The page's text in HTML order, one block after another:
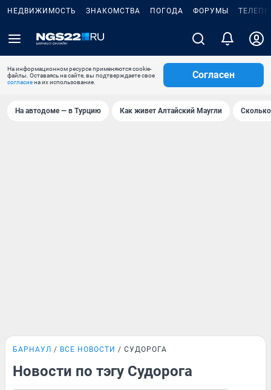
НЕДВИЖИМОСТЬ ЗНАКОМСТВА ПОГОДА ФОРУМЫ
На информационном ресурсе применяются cookie-
файлы. Оставаясь на сайте, вы подтверждаете свое
согласиена их использование.
Согласен
На автодоме — в Турцию Как живет Алтайский Маугли
БАРНАУЛ ВСЕ НОВОСТИ СУДОРОГА
Новости по тэгу Судорога